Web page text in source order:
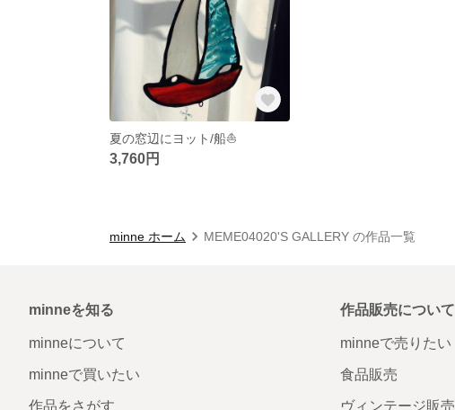
夏の窓辺にヨット/船⛵️
3,760円
minne ホーム MEME04020'S GALLERY の作品一覧
minneを知る
minneについて
minneで買いたい
作品をさがす
作品販売について
minneで売りたい
食品販売
ヴィンテージ販売